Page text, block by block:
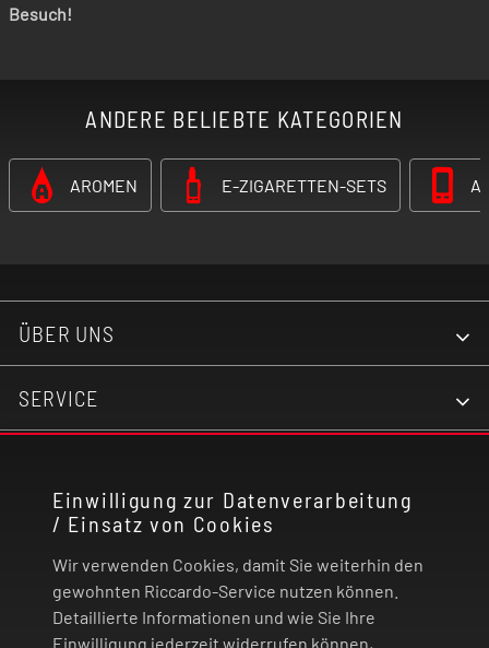
Einwilligung zur Datenverarbeitung
/ Einsatz von Cookies
Wir verwenden Cookies, damit Sie weiterhin den
gewohnten Riccardo-Service nutzen können.
Detaillierte Informationen und wie Sie Ihre
Einwilligung jederzeit widerrufen können,
Besuch!
ANDERE BELIEBTE KATEGORIEN
AROMEN E-ZIGARETTEN-SETS
ÜBER UNS
SERVICE
RECHTLICHES
ZAHLUNG UND VERSAND